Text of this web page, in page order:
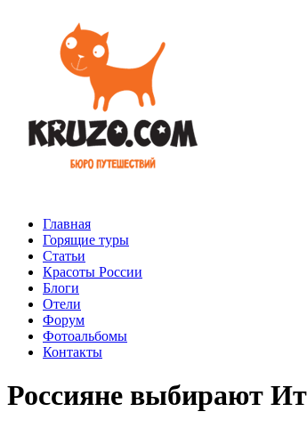
Главная
Горящие туры
Статьи
Красоты России
Блоги
Отели
Форум
Фотоальбомы
Контакты
Россияне выбирают